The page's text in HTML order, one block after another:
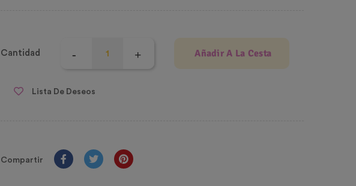
Cantidad Añadir A La Cesta
Lista De Deseos
Compartir